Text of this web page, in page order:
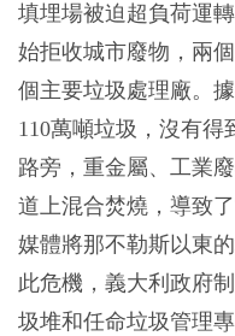
填埋場被迫超負荷運
始拒收城市廢物，兩
個主要垃圾處理廠。
110萬噸垃圾，沒有
路旁，重金屬、工業
道上混合焚燒，導致
媒體將那不勒斯以東
此危機，義大利政府
圾堆和任命垃圾管理